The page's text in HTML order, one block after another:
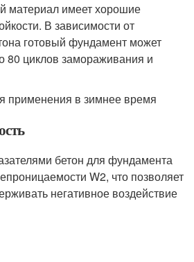
материал имеет хорошие
В зависимости от
готовый фундамент может
80 циклов замораживания и
применения в зимнее время
бетон для фундамента
W2, что позволяет
негативное воздействие